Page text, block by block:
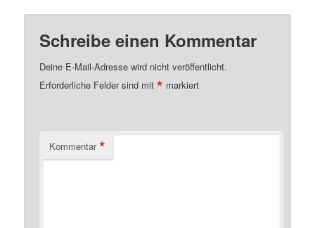
Schreibe einen Kommentar
Deine E-Mail-Adresse wird nicht veröffentlicht.
Erforderliche Felder sind mit* markiert
Kommentar *